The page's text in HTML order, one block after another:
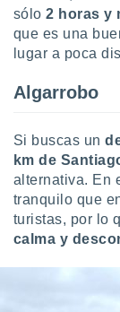
sólo2 horas y
que es una
lugar a poca
Algarrobo
Si buscas un
km de
alternativa. En
tranquilo que
turistas, por lo
calma y